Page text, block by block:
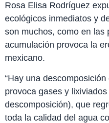
Rosa Elisa Rodríguez
ecológicos inmediatos y
son muchos, como en las
acumulación provoca la
mexicano.
“Hay una
provoca gases y
descomposición), que
toda la calidad del agua